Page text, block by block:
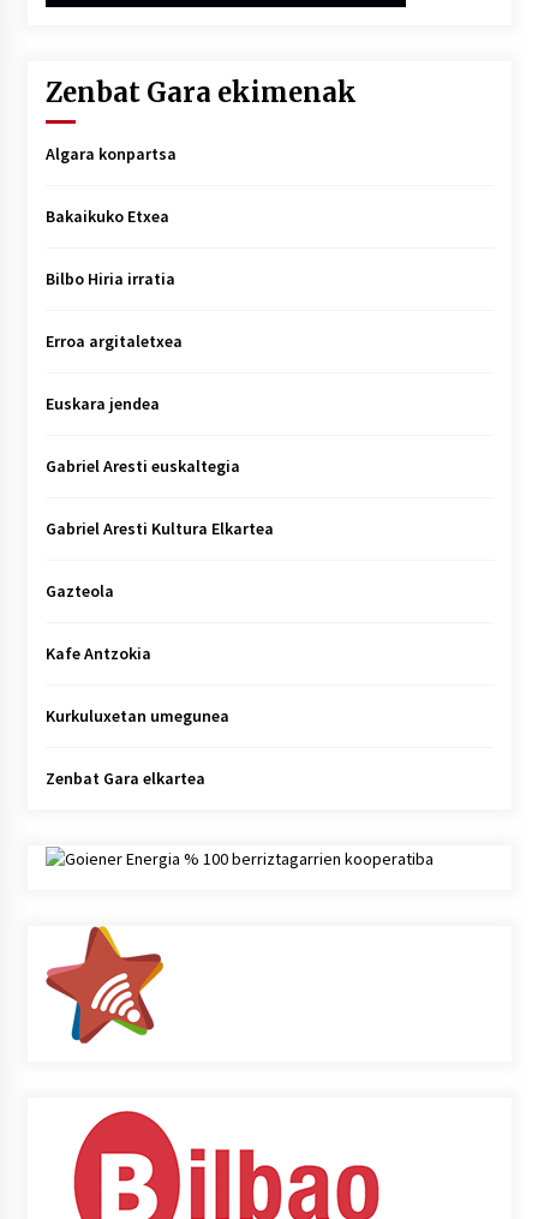
Zenbat Gara ekimenak
Algara konpartsa
Bakaikuko Etxea
Bilbo Hiria irratia
Erroa argitaletxea
Euskara jendea
Gabriel Aresti euskaltegia
Gabriel Aresti Kultura Elkartea
Gazteola
Kafe Antzokia
Kurkuluxetan umegunea
Zenbat Gara elkartea